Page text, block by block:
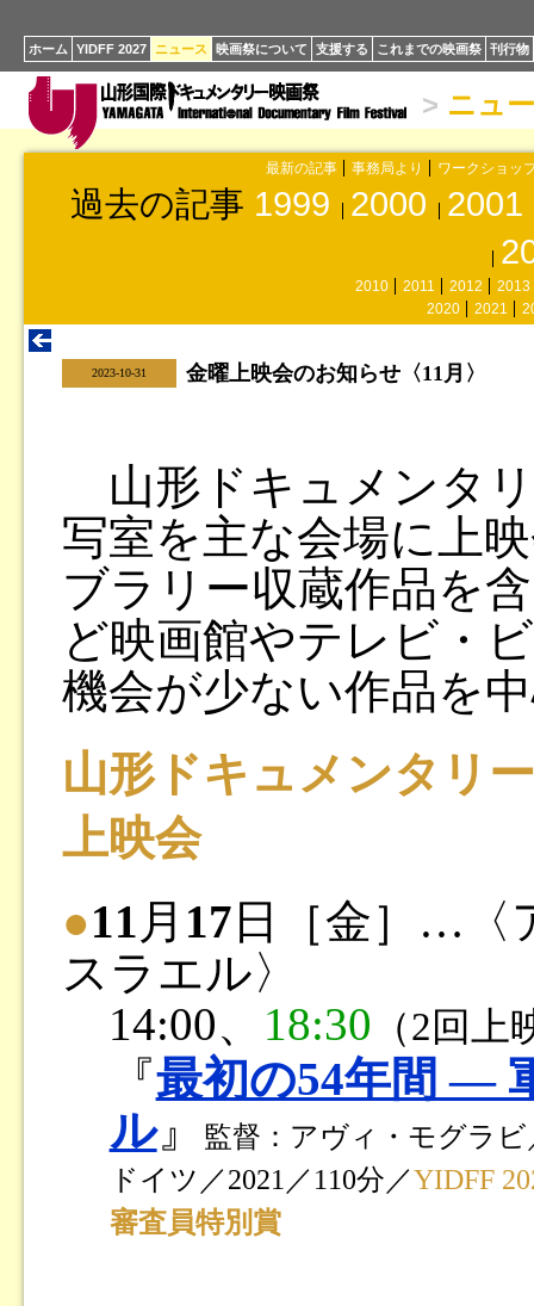
ホーム YIDFF 2027 ニュース 映画祭について 支援する これまでの映画祭 刊行物
> ニュ
最新の記事 事務局より ワークショッ
過去の記事 1999 2000 2001
2010 2011 2012
2013
2020
2021
2023-10-31 金曜上映会のお知らせ〈11月〉
山形ドキュメンタ
写室を主な会場に上
ブラリー収蔵作品を
ど映画館やテレビ・
機会が少ない作品を
山形ドキュメンタリ
上映会
●11 月 17 日［金］…〈
スラエル〉
14:00、 18:30 （2回上
『最初の54年間 ―
ル』
監督：アヴィ・モグラ
ドイツ／2021／110分／YIDFF
審査員特別賞